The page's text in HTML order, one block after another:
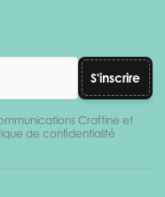
S'inscrire
Craftine et
de confidentialité